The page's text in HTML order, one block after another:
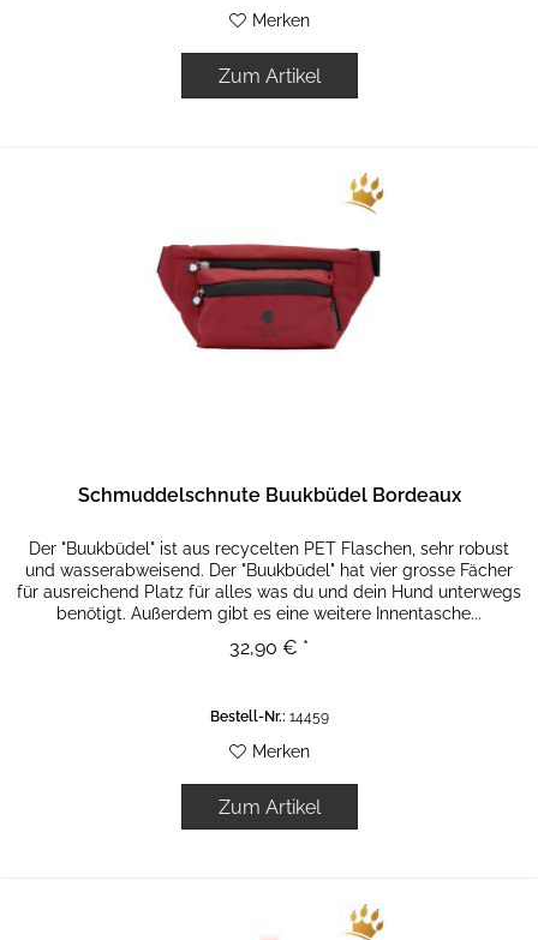
Merken
Zum Artikel
Schmuddelschnute Buukbüdel Bordeaux
Der "Buukbüdel" ist aus recycelten PET Flaschen, sehr robust
und wasserabweisend. Der "Buukbüdel" hat vier grosse Fächer
für ausreichend Platz für alles was du und dein Hund unterwegs
benötigt. Außerdem gibt es eine weitere Innentasche...
32,90 € *
Bestell-Nr.: 14459
Merken
Zum Artikel